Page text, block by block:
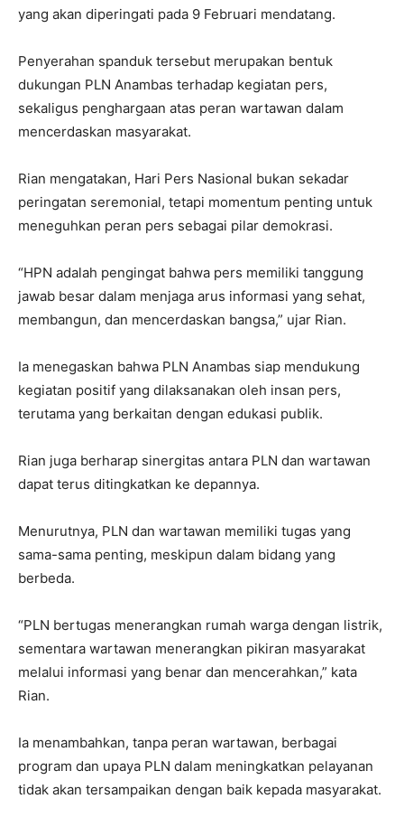
yang akan diperingati pada 9 Februari mendatang.
Penyerahan spanduk tersebut merupakan bentuk
dukungan PLN Anambas terhadap kegiatan pers,
sekaligus penghargaan atas peran wartawan dalam
mencerdaskan masyarakat.
Rian mengatakan, Hari Pers Nasional bukan sekadar
peringatan seremonial, tetapi momentum penting untuk
meneguhkan peran pers sebagai pilar demokrasi.
“HPN adalah pengingat bahwa pers memiliki tanggung
jawab besar dalam menjaga arus informasi yang sehat,
membangun, dan mencerdaskan bangsa,” ujar Rian.
Ia menegaskan bahwa PLN Anambas siap mendukung
kegiatan positif yang dilaksanakan oleh insan pers,
terutama yang berkaitan dengan edukasi publik.
Rian juga berharap sinergitas antara PLN dan wartawan
dapat terus ditingkatkan ke depannya.
Menurutnya, PLN dan wartawan memiliki tugas yang
sama-sama penting, meskipun dalam bidang yang
berbeda.
“PLN bertugas menerangkan rumah warga dengan listrik,
sementara wartawan menerangkan pikiran masyarakat
melalui informasi yang benar dan mencerahkan,” kata
Rian.
Ia menambahkan, tanpa peran wartawan, berbagai
program dan upaya PLN dalam meningkatkan pelayanan
tidak akan tersampaikan dengan baik kepada masyarakat.